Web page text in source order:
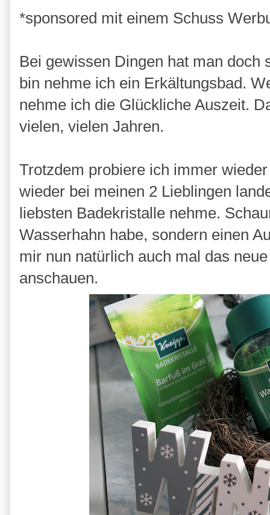
*sponsored mit einem Schuss
Bei gewissen Dingen hat man
bin nehme ich ein Erkältungsbad.
nehme ich die Glückliche Auszeit.
vielen, vielen Jahren.
Trotzdem probiere ich immer
wieder bei meinen 2 Lieblingen
liebsten Badekristalle nehme.
Wasserhahn habe, sondern einen
mir nun natürlich auch mal das
anschauen.